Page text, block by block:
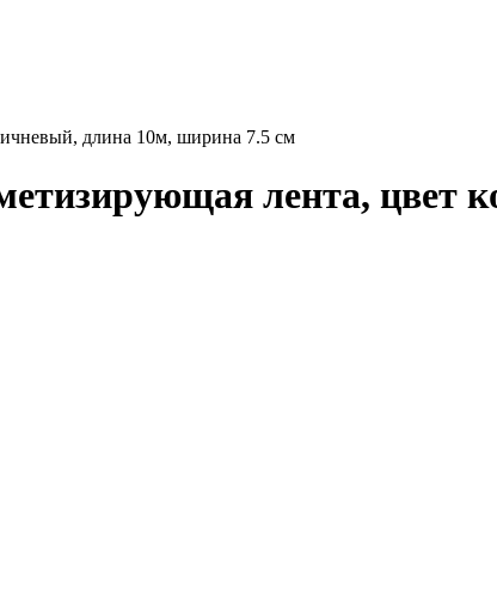
длина 10м, ширина 7.5 см
лента, цвет